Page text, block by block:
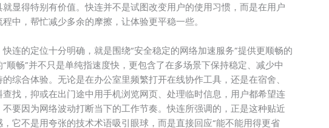
显得特别有价值。快连并不是试图改变用户的使用习惯，而是在用户
中，帮忙减少多余的摩擦，让体验更平稳一些。
连的定位十分明确，就是围绕“安全稳定的网络加速服务”提供更顺畅的
顺畅”并不只是单纯指速度快，更包含了在多场景下保持稳定、减少中
综合体验。无论是在办公室里频繁打开在线协作工具，还是在宿舍、
找，抑或在出门途中用手机浏览网页、处理临时信息，用户都希望连
要因为网络波动打断当下的工作节奏。快连所强调的，正是这种贴近
它不是用夸张的技术术语吸引眼球，而是直接回应“能不能用得更省